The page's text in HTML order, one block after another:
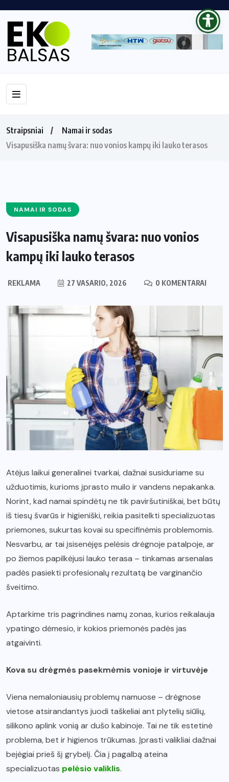
Straipsniai
Namai ir sodas
Visapusiška namų švara: nuo vonios kampų iki lauko terasos
NAMAI IR SODAS
Visapusiška namų švara: nuo vonios
kampų iki lauko terasos
REKLAMA 27 VASARIO, 2026 0 KOMENTARAI
Atėjus laikui generalinei tvarkai, dažnai susiduriame su
užduotimis, kurioms įprasto muilo ir vandens nepakanka.
Norint, kad namai spindėtų ne tik paviršutiniškai, bet būtų
iš tiesų švarūs ir higieniški, reikia pasitelkti specializuotas
priemones, sukurtas kovai su specifinėmis problemomis.
Nesvarbu, ar tai įsisenėjęs pelėsis drėgnoje patalpoje, ar
po žiemos papilkėjusi lauko terasa – tinkamas arsenalas
padės pasiekti profesionalų rezultatą be varginančio
šveitimo.
Aptarkime tris pagrindines namų zonas, kurios reikalauja
ypatingo dėmesio, ir kokios priemonės padės jas
atgaivinti.
Kova su drėgmės pasekmėmis vonioje ir virtuvėje
Viena nemaloniausių problemų namuose – drėgnose
vietose atsirandantys juodi taškeliai ant plytelių siūlių,
silikono aplink vonią ar dušo kabinoje. Tai ne tik estetinė
problema, bet ir higienos trūkumas. Įprasti valikliai dažnai
bejėgiai prieš šį grybelį. Čia į pagalbą ateina
specializuotas pelėsio valiklis.